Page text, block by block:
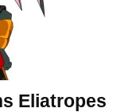
Eliatropes